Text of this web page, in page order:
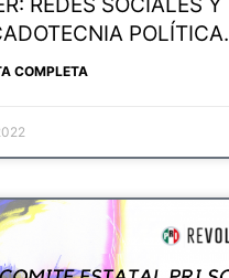
POLÍTICA.
COMPLETA